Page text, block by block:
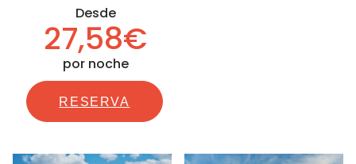
Desde
27,58€
por noche
RESERVA